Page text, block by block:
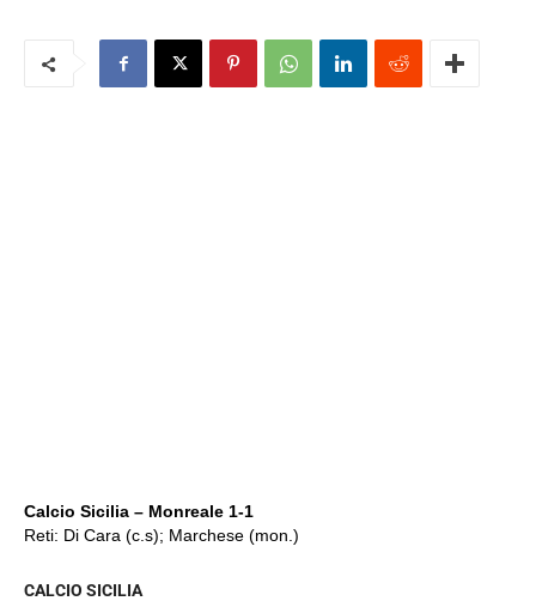
Calcio Sicilia – Monreale 1-1
Reti: Di Cara (c.s); Marchese (mon.)
CALCIO SICILIA